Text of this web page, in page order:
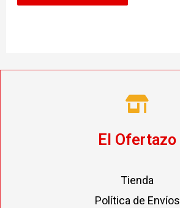
El Ofertazo
Tienda
Política de Envíos